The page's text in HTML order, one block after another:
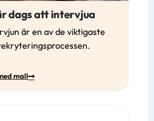
dags att intervjua
är en av de viktigaste
mall